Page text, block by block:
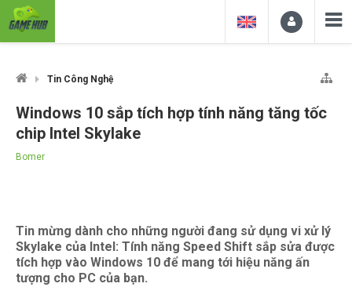
Tin Công Nghệ
Windows 10 sắp tích hợp tính năng tăng tốc
chip Intel Skylake
Bomer
Tin mừng dành cho những người đang sử dụng vi xử lý
Skylake của Intel: Tính năng Speed Shift sắp sửa được
tích hợp vào Windows 10 để mang tới hiệu năng ấn
tượng cho PC của bạn.